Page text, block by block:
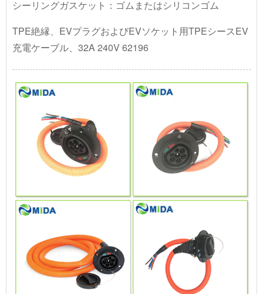
シーリングガスケット：ゴムまたはシリコンゴム
TPE絶縁、EVプラグおよびEVソケット用TPEシースEV
充電ケーブル、32A 240V 62196